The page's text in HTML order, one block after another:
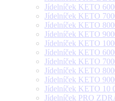
Jídelníček KETO
Jídelníček KETO
Jídelníček KETO
Jídelníček KETO
Jídelníček KETO
Jídelníček KETO
Jídelníček KETO
Jídelníček KETO
Jídelníček KETO
Jídelníček KETO 10
Jídelníček PRO